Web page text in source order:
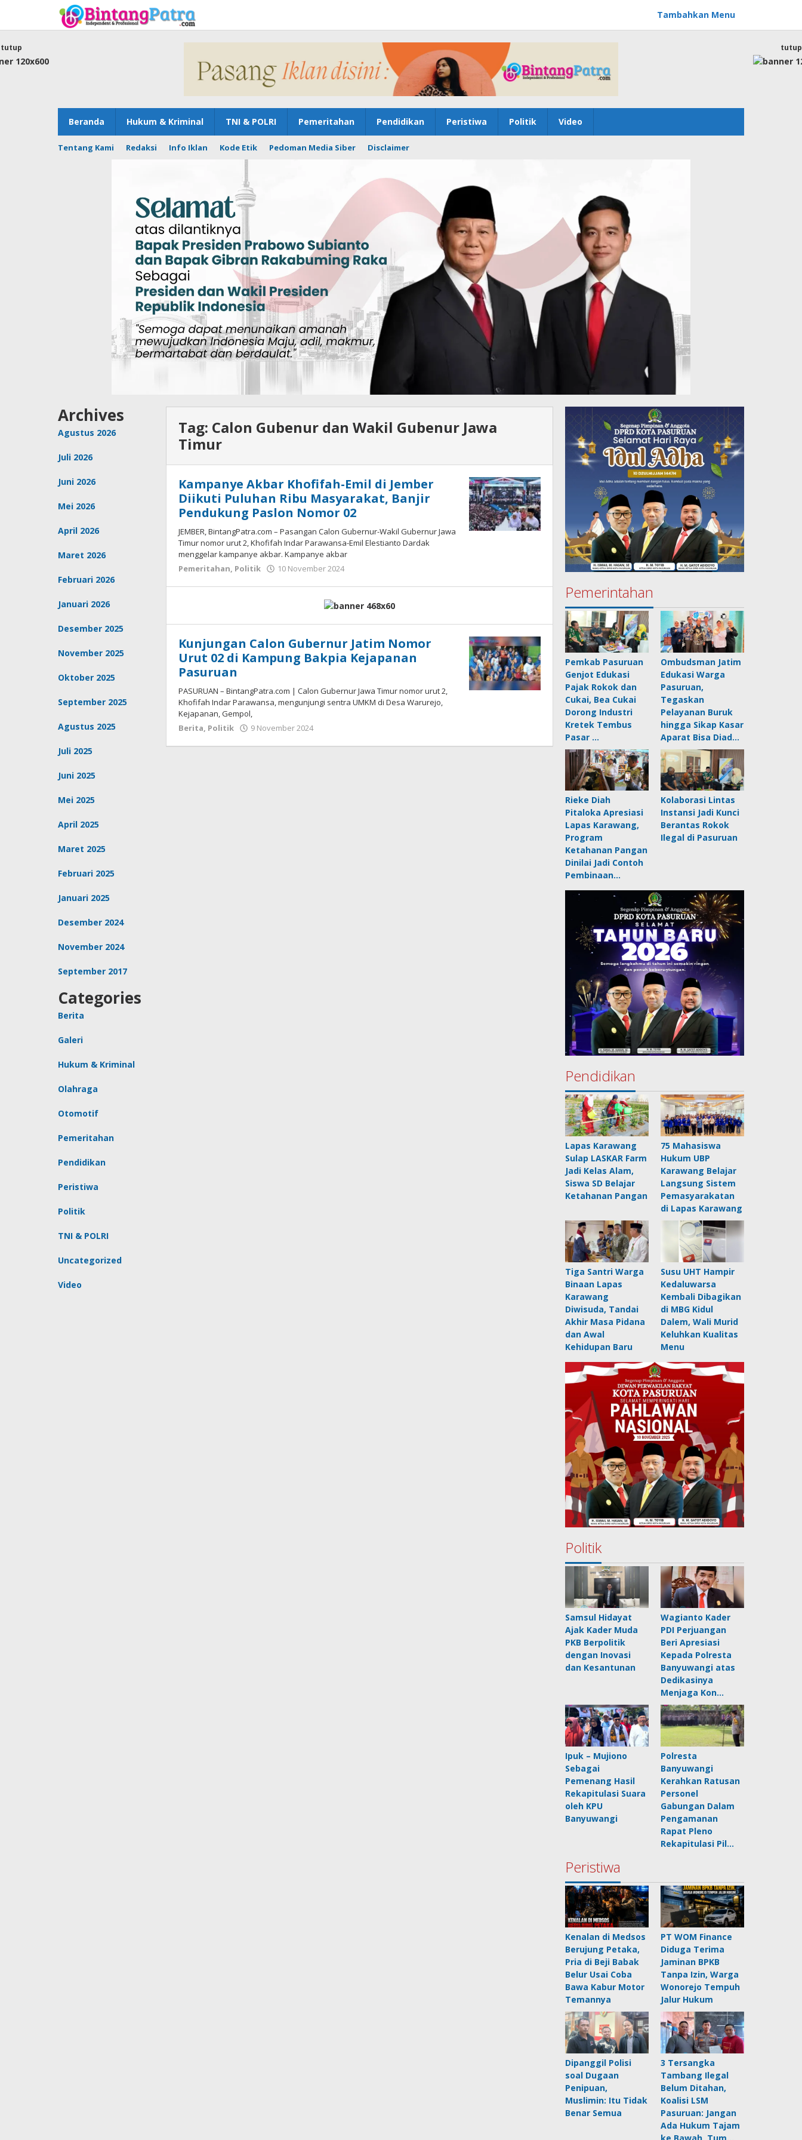
konten
Tambahkan Menu
Beranda Hukum & Kriminal TNI & POLRI Pemeritahan Pendidikan Peristiwa Politik Video
Tentang Kami Redaksi Info Iklan Kode Etik Pedoman Media Siber Disclaimer
tutup tutup
Archives
Agustus 2026
Juli 2026
Juni 2026
Mei 2026
April 2026
Maret 2026
Februari 2026
Januari 2026
Desember 2025
November 2025
Oktober 2025
September 2025
Agustus 2025
Juli 2025
Juni 2025
Mei 2025
April 2025
Maret 2025
Februari 2025
Januari 2025
Desember 2024
November 2024
September 2017
Categories
Berita
Galeri
Hukum & Kriminal
Olahraga
Otomotif
Pemeritahan
Pendidikan
Peristiwa
Politik
TNI & POLRI
Uncategorized
Video
Tag: Calon Gubenur dan Wakil Gubenur Jawa
Timur
Kampanye Akbar Khofifah-Emil di Jember
Diikuti Puluhan Ribu Masyarakat, Banjir
Pendukung Paslon Nomor 02
JEMBER, BintangPatra.com – Pasangan Calon Gubernur-Wakil Gubernur Jawa
Timur nomor urut 2, Khofifah Indar Parawansa-Emil Elestianto Dardak
menggelar kampanye akbar. Kampanye akbar
Pemeritahan, Politik 10 November 2024
Kunjungan Calon Gubernur Jatim Nomor
Urut 02 di Kampung Bakpia Kejapanan
Pasuruan
PASURUAN – BintangPatra.com | Calon Gubernur Jawa Timur nomor urut 2,
Khofifah Indar Parawansa, mengunjungi sentra UMKM di Desa Warurejo,
Kejapanan, Gempol,
Berita, Politik 9 November 2024
Pemerintahan
Pemkab Pasuruan
Genjot Edukasi
Pajak Rokok dan
Cukai, Bea Cukai
Dorong Industri
Kretek Tembus
Pasar …
Ombudsman Jatim
Edukasi Warga
Pasuruan,
Tegaskan
Pelayanan Buruk
hingga Sikap Kasar
Aparat Bisa Diad…
Rieke Diah
Pitaloka Apresiasi
Lapas Karawang,
Program
Ketahanan Pangan
Dinilai Jadi Contoh
Pembinaan…
Kolaborasi Lintas
Instansi Jadi Kunci
Berantas Rokok
Ilegal di Pasuruan
Pendidikan
Lapas Karawang
Sulap LASKAR Farm
Jadi Kelas Alam,
Siswa SD Belajar
Ketahanan Pangan
75 Mahasiswa
Hukum UBP
Karawang Belajar
Langsung Sistem
Pemasyarakatan
di Lapas Karawang
Tiga Santri Warga
Binaan Lapas
Karawang
Diwisuda, Tandai
Akhir Masa Pidana
dan Awal
Kehidupan Baru
Susu UHT Hampir
Kedaluwarsa
Kembali Dibagikan
di MBG Kidul
Dalem, Wali Murid
Keluhkan Kualitas
Menu
Politik
Samsul Hidayat
Ajak Kader Muda
PKB Berpolitik
dengan Inovasi
dan Kesantunan
Wagianto Kader
PDI Perjuangan
Beri Apresiasi
Kepada Polresta
Banyuwangi atas
Dedikasinya
Menjaga Kon…
Ipuk – Mujiono
Sebagai
Pemenang Hasil
Rekapitulasi Suara
oleh KPU
Banyuwangi
Polresta
Banyuwangi
Kerahkan Ratusan
Personel
Gabungan Dalam
Pengamanan
Rapat Pleno
Rekapitulasi Pil…
Peristiwa
Kenalan di Medsos
Berujung Petaka,
Pria di Beji Babak
Belur Usai Coba
Bawa Kabur Motor
Temannya
PT WOM Finance
Diduga Terima
Jaminan BPKB
Tanpa Izin, Warga
Wonorejo Tempuh
Jalur Hukum
Dipanggil Polisi
soal Dugaan
Penipuan,
Muslimin: Itu Tidak
Benar Semua
3 Tersangka
Tambang Ilegal
Belum Ditahan,
Koalisi LSM
Pasuruan: Jangan
Ada Hukum Tajam